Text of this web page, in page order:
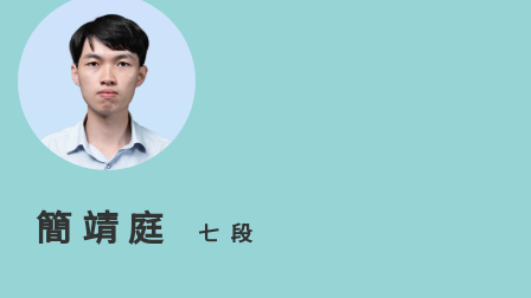
簡靖庭 七段